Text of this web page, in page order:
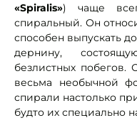
«Spiralis») чаще
спиральный. Он
способен выпускать
дернину,
безлистных побегов.
весьма необычной
спирали настолько
будто их специально